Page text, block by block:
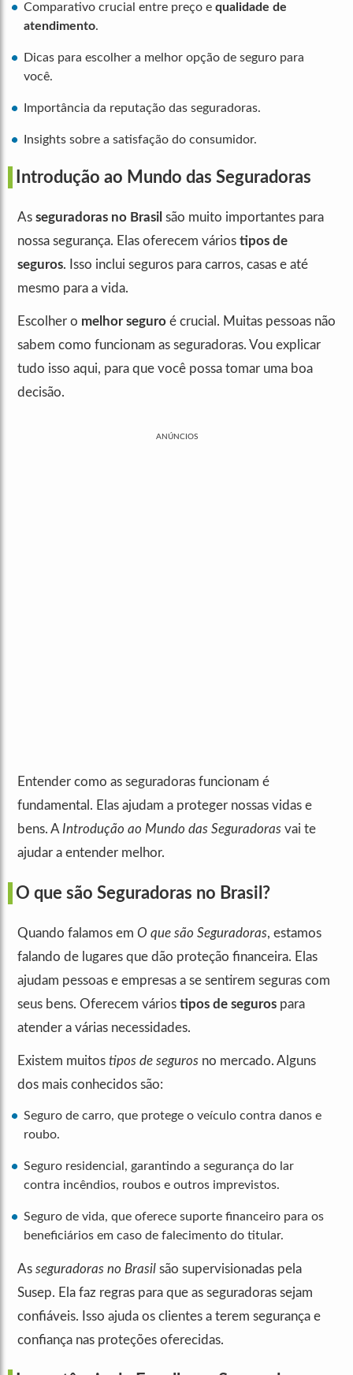
Comparativo crucial entre preço e qualidade de
atendimento.
Dicas para escolher a melhor opção de seguro para
você.
Importância da reputação das seguradoras.
Insights sobre a satisfação do consumidor.
Introdução ao Mundo das Seguradoras
As seguradoras no Brasil são muito importantes para
nossa segurança. Elas oferecem vários tipos de
seguros. Isso inclui seguros para carros, casas e até
mesmo para a vida.
Escolher o melhor seguro é crucial. Muitas pessoas não
sabem como funcionam as seguradoras. Vou explicar
tudo isso aqui, para que você possa tomar uma boa
decisão.
ANÚNCIOS
Entender como as seguradoras funcionam é
fundamental. Elas ajudam a proteger nossas vidas e
bens. A Introdução ao Mundo das Seguradoras vai te
ajudar a entender melhor.
O que são Seguradoras no Brasil?
Quando falamos em O que são Seguradoras, estamos
falando de lugares que dão proteção financeira. Elas
ajudam pessoas e empresas a se sentirem seguras com
seus bens. Oferecem vários tipos de seguros para
atender a várias necessidades.
Existem muitos tipos de seguros no mercado. Alguns
dos mais conhecidos são:
Seguro de carro, que protege o veículo contra danos e
roubo.
Seguro residencial, garantindo a segurança do lar
contra incêndios, roubos e outros imprevistos.
Seguro de vida, que oferece suporte financeiro para os
beneficiários em caso de falecimento do titular.
As seguradoras no Brasil são supervisionadas pela
Susep. Ela faz regras para que as seguradoras sejam
confiáveis. Isso ajuda os clientes a terem segurança e
confiança nas proteções oferecidas.